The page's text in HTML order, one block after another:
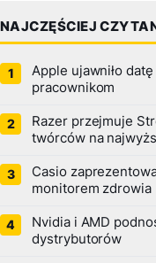
NAJCZĘŚCIEJ
Apple ujawniło
pracownikom
Razer przejmuje
twórców na
Casio
monitorem zdrowia
Nvidia i AMD
dystrybutorów